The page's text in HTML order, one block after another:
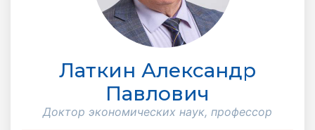
Латкин Александр
Павлович
Доктор экономических наук, профессор